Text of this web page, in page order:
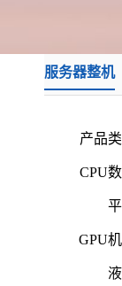
服务器整机
产品类
CPU数
平
GPU机